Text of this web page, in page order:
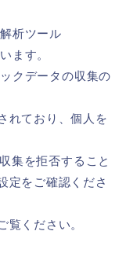
析ツール
ます。
クデータの収集の
れており、個人を
集を拒否すること
定をご確認くださ
覧ください。